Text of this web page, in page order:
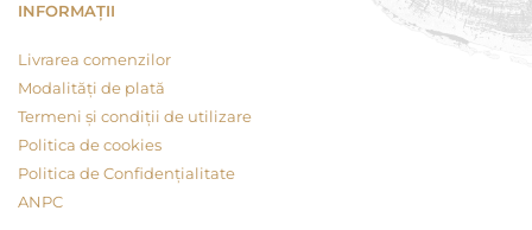
INFORMAȚII
Livrarea comenzilor
Modalități de plată
Termeni și condiții de utilizare
Politica de cookies
Politica de Confidențialitate
ANPC